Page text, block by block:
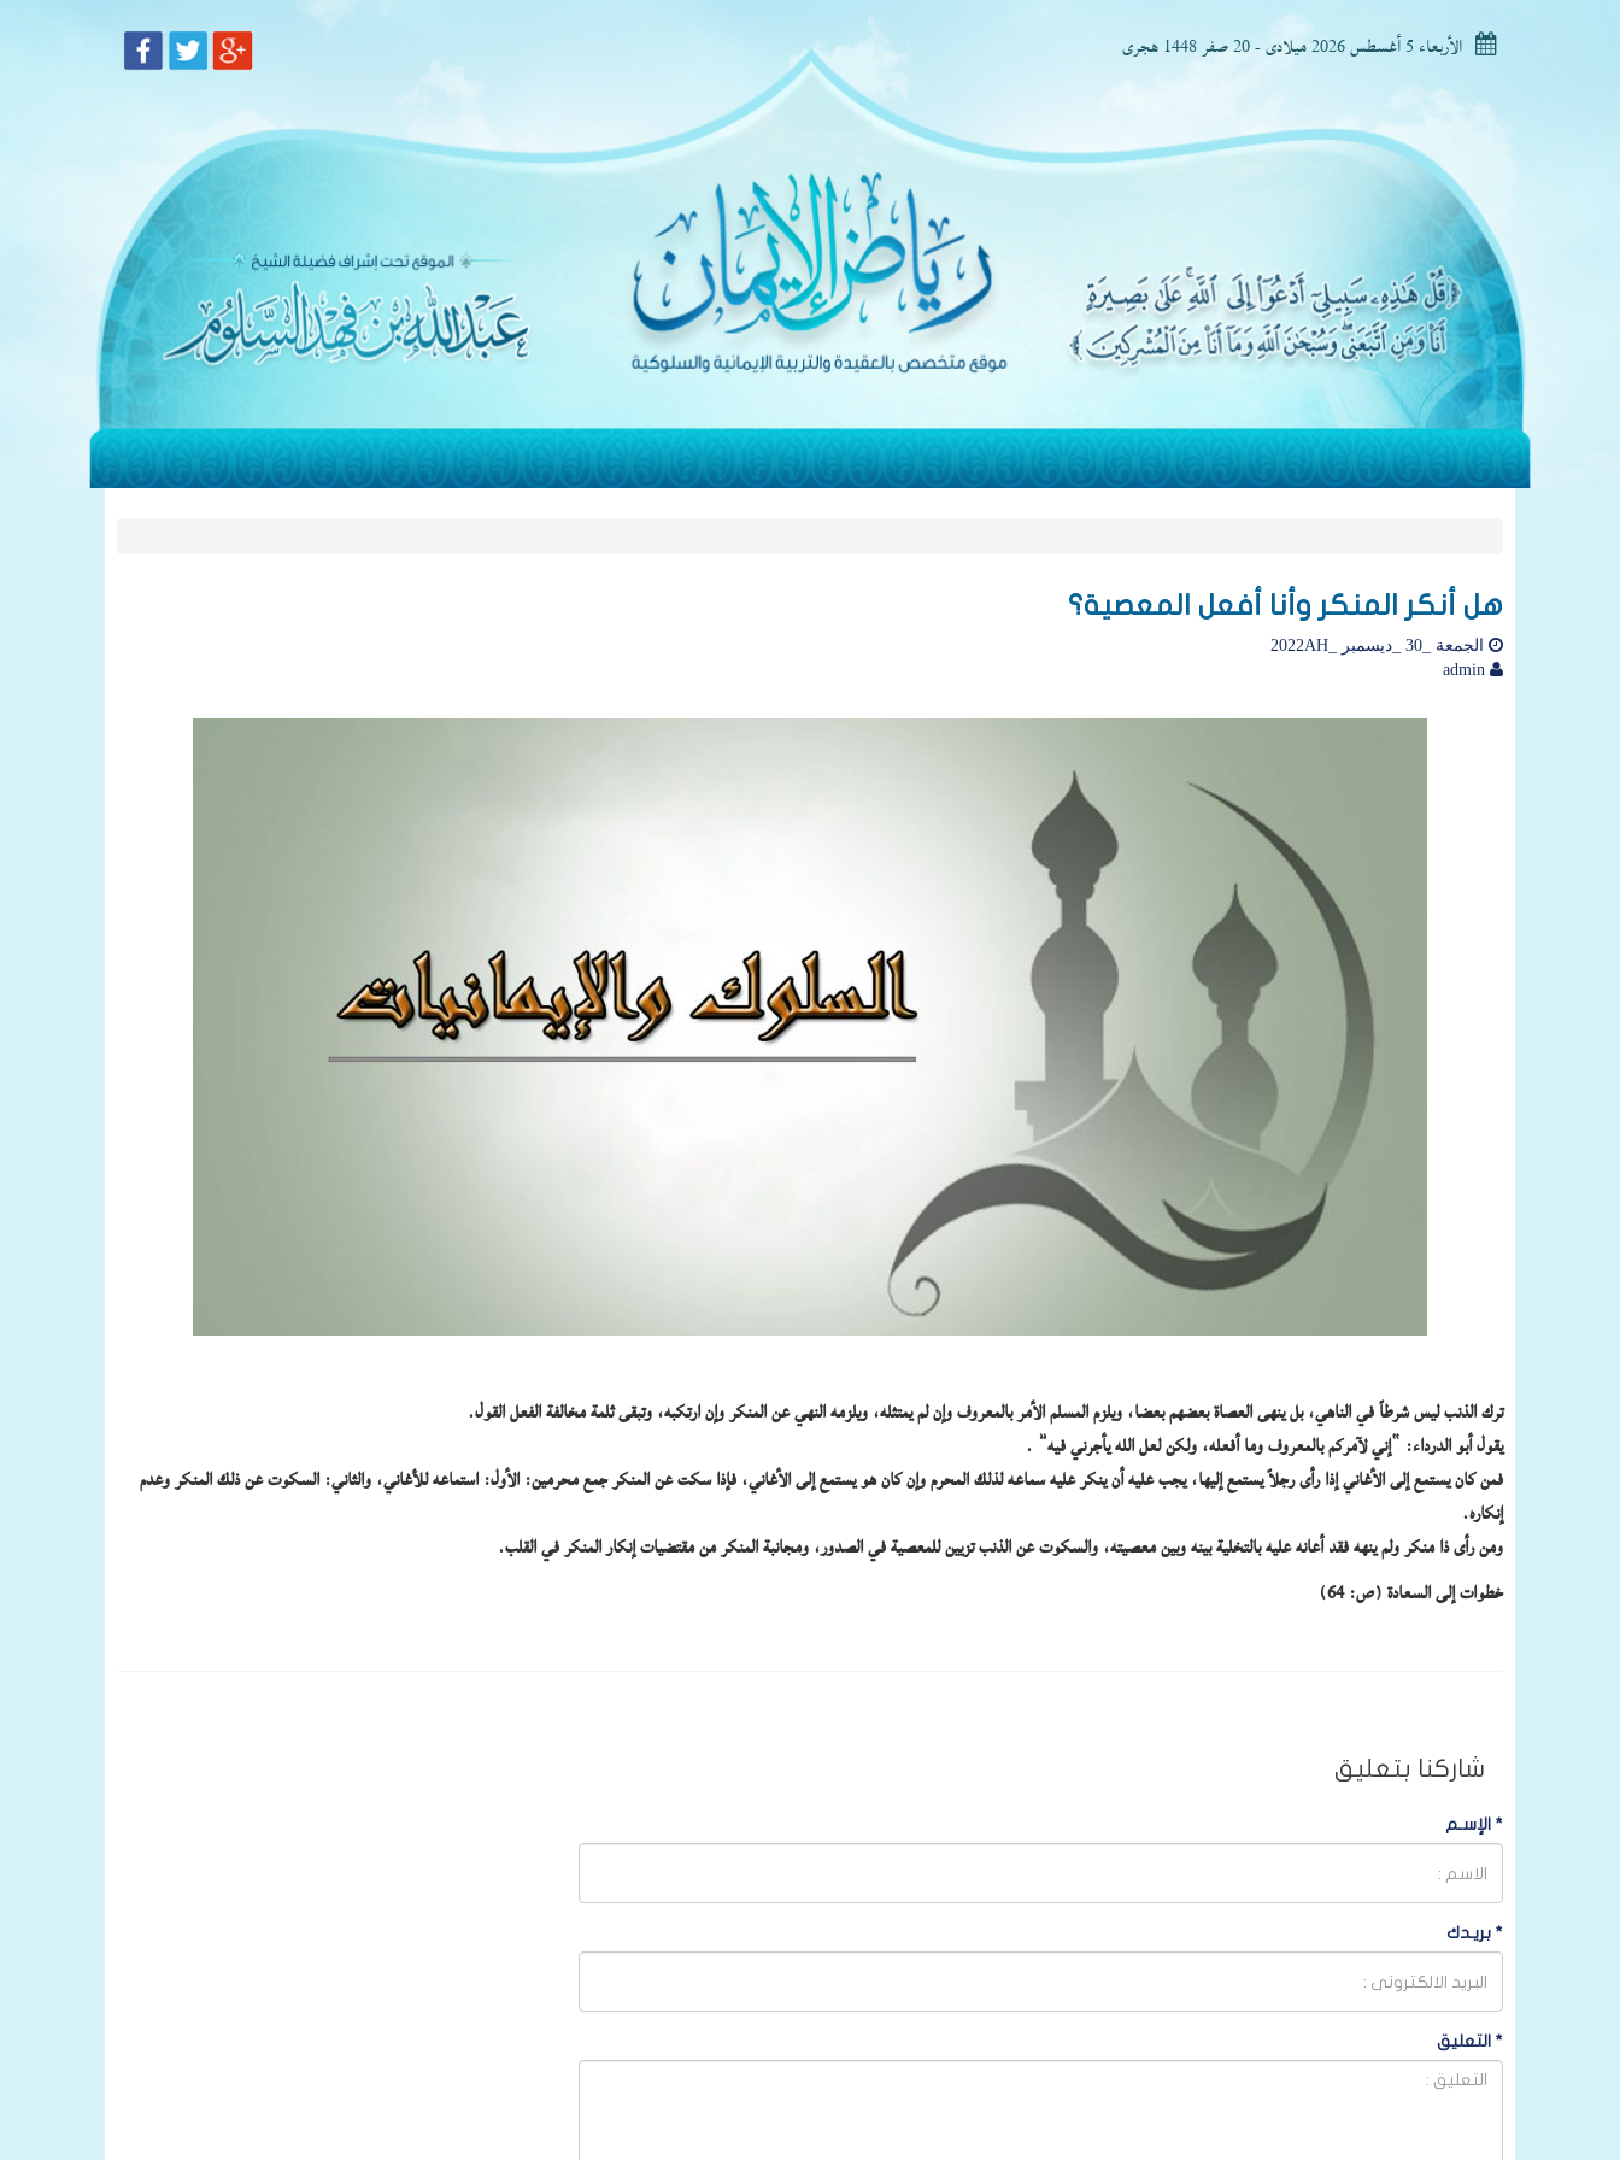
الأربعاء 5 أغسطس 2026 ميلادى - 20 صفر 1448 هجرى
هل أنكر المنكر وأنا أفعل المعصية؟
الجمعة _30 _ديسمبر _2022AH
ترك الذنب ليس شرطاً في الناهي، بل ينهى العصاة بعضهم بعضا، ويلزم المسلم الأمر بالمعروف وإن لم يمتثله، ويلزمه النهي عن المنكر وإن ارتكبه، وتبقى ثلمة مخالفة الفعل القول.
يقول أبو الدرداء: “إني لآمركم بالمعروف وما أفعله، ولكن لعل الله يأجرني فيه” .
فمن كان يستمع إلى الأغاني إذا رأى رجلاً يستمع إليها، يجب عليه أن ينكر عليه سماعه لذلك المحرم وإن كان هو يستمع إلى الأغاني، فإذا سكت عن المنكر جمع محرمين: الأول: استماعه للأغاني، والثاني: السكوت عن ذلك المنكر وعدم
إنكاره.
ومن رأى ذا منكر ولم ينهه فقد أعانه عليه بالتخلية بينه وبين معصيته، والسكوت عن الذنب تزيين للمعصية في الصدور، ومجانبة المنكر من مقتضيات إنكار المنكر في القلب.
خطوات إلى السعادة (ص: 64)
شاركنا بتعليق
* الإسـم
* بريـدك
* التعليق